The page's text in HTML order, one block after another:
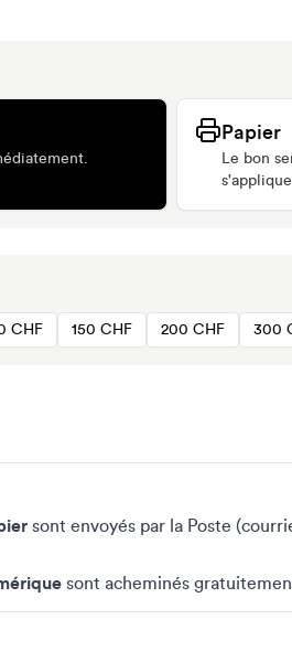
Papier
Le bon
CHF 150 CHF 200 CHF 300
sont envoyés par la Poste
sont acheminés